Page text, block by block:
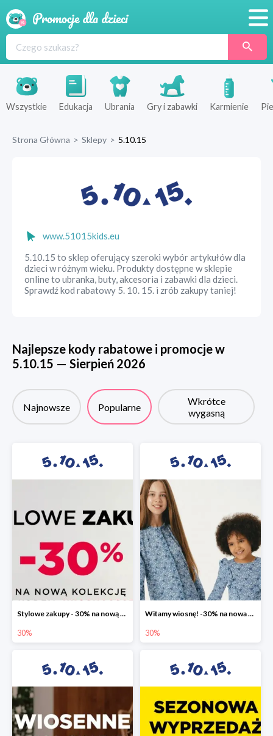
Produkty
Sklepy
Wszystkie Edukacja Ubrania Gry i zabawki Karmienie
Strona Główna > Sklepy > 5.10.15
www.51015kids.eu
5.10.15 to sklep oferujący szeroki wybór artykułów dla
dzieci w różnym wieku. Produkty dostępne w sklepie
online to ubranka, buty, akcesoria i zabawki dla dzieci.
Sprawdź kod rabatowy 5. 10. 15. i zrób zakupy taniej!
Najlepsze kody rabatowe i promocje w
5.10.15 — Sierpień 2026
Najnowsze Popularne
Wkrótce
wygasną
Stylowe zakupy - 30% na nową kolekcję
30%
Witamy wiosnę! -30% na nowa kolekcję
30%